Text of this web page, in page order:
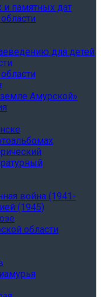
и памятных дат
для детей
Амурской»
война (1941-
(1945)
области